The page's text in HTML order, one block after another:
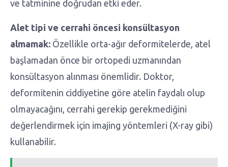
ve tatminine doğrudan etki eder.
Alet tipi ve cerrahi öncesi konsültasyon
almamak: Özellikle orta-ağır deformitelerde, atel
başlamadan önce bir ortopedi uzmanından
konsültasyon alınması önemlidir. Doktor,
deformitenin ciddiyetine göre atelin faydalı olup
olmayacağını, cerrahi gerekip gerekmediğini
değerlendirmek için imajing yöntemleri (X-ray gibi)
kullanabilir.